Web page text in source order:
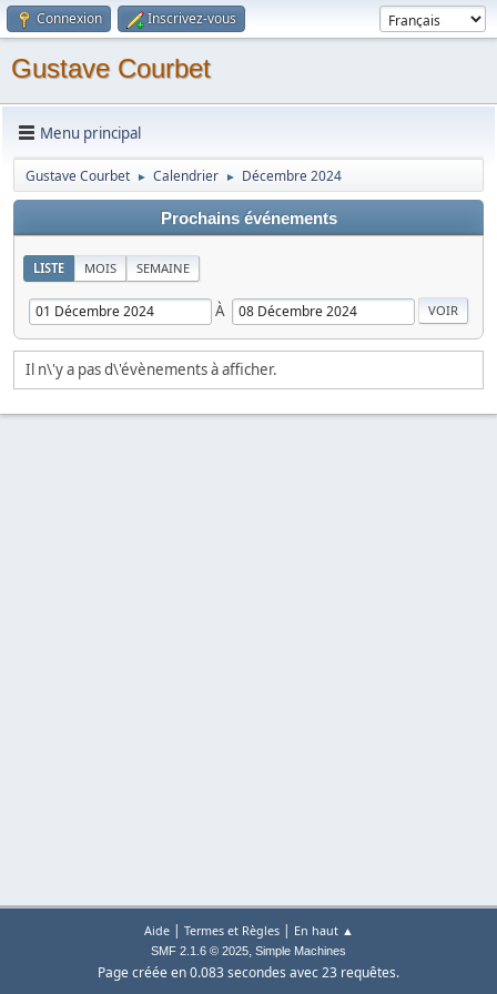
Connexion Inscrivez-vous
Gustave Courbet
Menu principal
Gustave Courbet ► Calendrier ► Décembre 2024
Prochains événements
LISTE MOIS SEMAINE
À
Il n\'y a pas d\'évènements à afficher.
Aide| Termes et Règles| En haut ▲
SMF 2.1.6 © 2025, Simple Machines
Page créée en 0.083 secondes avec 23 requêtes.